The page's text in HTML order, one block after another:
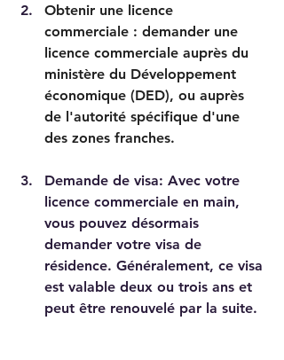
Obtenir une licence
commerciale : demander une
licence commerciale auprès du
ministère du Développement
économique (DED), ou auprès
de l'autorité spécifique d'une
des zones franches.
Demande de visa: Avec votre
licence commerciale en main,
vous pouvez désormais
demander votre visa de
résidence. Généralement, ce visa
est valable deux ou trois ans et
peut être renouvelé par la suite.